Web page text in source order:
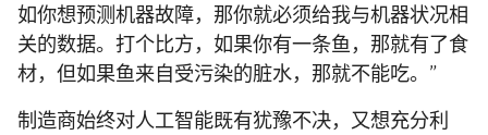
如你想预测机器故障，那你就必须给我与机器状况相
关的数据。打个比方，如果你有一条鱼，那就有了食
材，但如果鱼来自受污染的脏水，那就不能吃。”
制造商始终对人工智能既有犹豫不决，又想充分利